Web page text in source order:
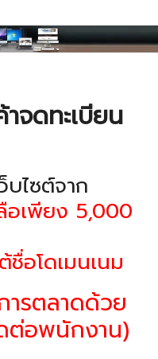
จดทะเบียน
ไซต์จาก
อเพียง 5,000
ชื่อโดเมนเนม
รตลาดด้วย
ต่อพนักงาน)